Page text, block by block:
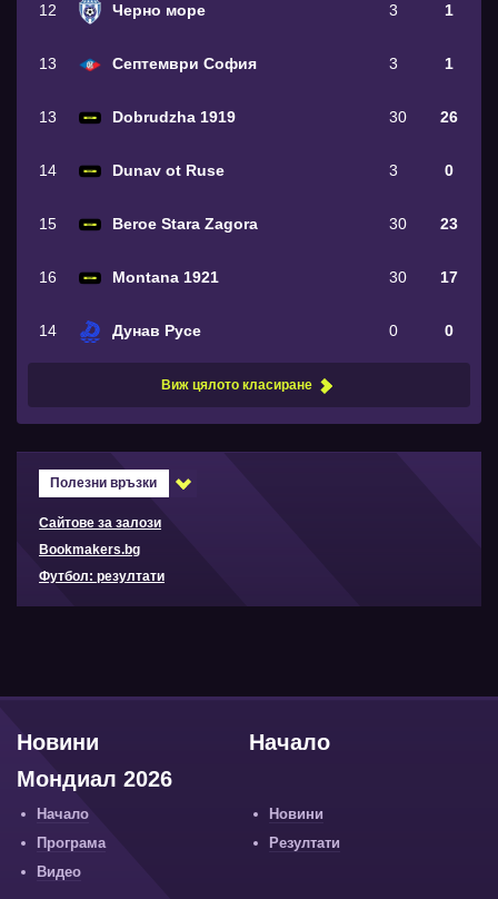
12 Черно море 3 1
13 Септември София 3 1
13 Dobrudzha 1919 30 26
14 Dunav ot Ruse 3 0
15 Beroe Stara Zagora 30 23
16 Montana 1921 30 17
14 Дунав Русе 0 0
Виж цялото класиране
Полезни връзки
Сайтове за залози
Bookmakers.bg
Футбол: резултати
Начало
Новини
Мондиал 2026
Начало
Новини
Програма
Резултати
Видео